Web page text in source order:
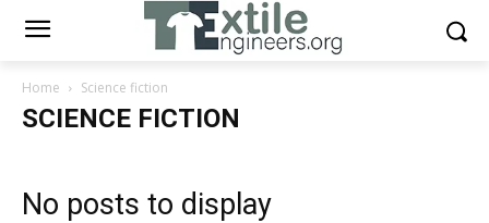
Home Science fiction
SCIENCE FICTION
No posts to display